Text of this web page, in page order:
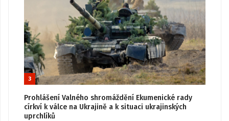
3
Prohlášení Valného shromáždění Ekumenické rady
církví k válce na Ukrajině a k situaci ukrajinských
uprchlíků